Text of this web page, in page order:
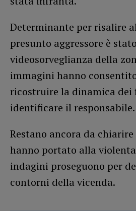
Determinante per risalire
presunto aggressore è
videosorveglianza della
immagini hanno
ricostruire la dinamica dei
identificare il responsabile.
Restano ancora da
hanno portato alla violenta
indagini proseguono per
contorni della vicenda.